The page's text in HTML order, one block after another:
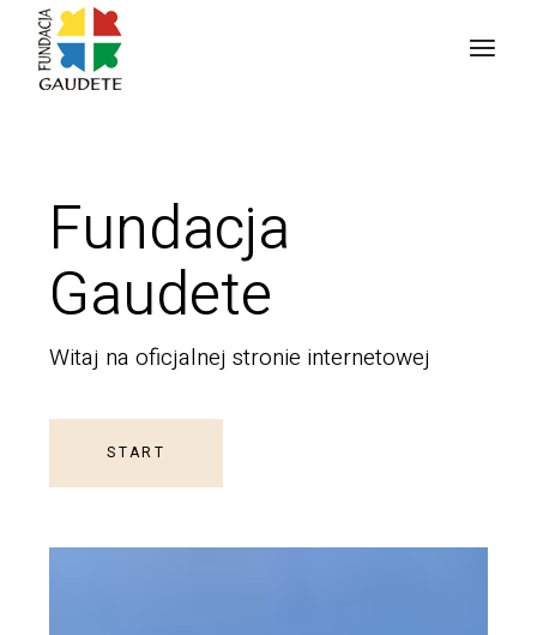
Fundacja
Gaudete
Witaj na oficjalnej stronie internetowej
START